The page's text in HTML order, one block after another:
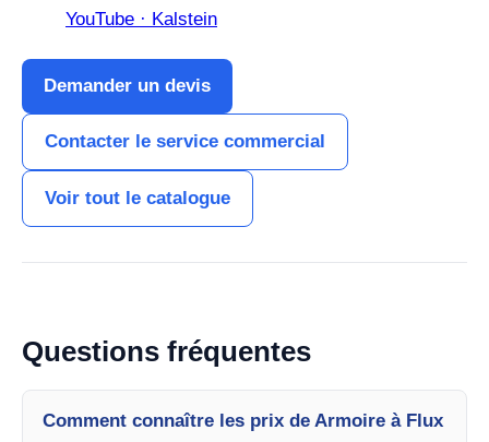
YouTube · Kalstein
Demander un devis
Contacter le service commercial
Voir tout le catalogue
Questions fréquentes
Comment connaître les prix de Armoire à Flux